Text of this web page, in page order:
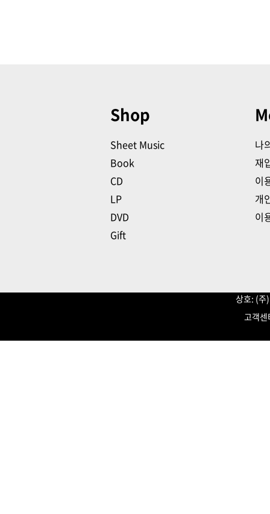
Shop
Sheet Music
Book
CD
LP
DVD
Gift
나
재
이
개
이
상호: (
고객